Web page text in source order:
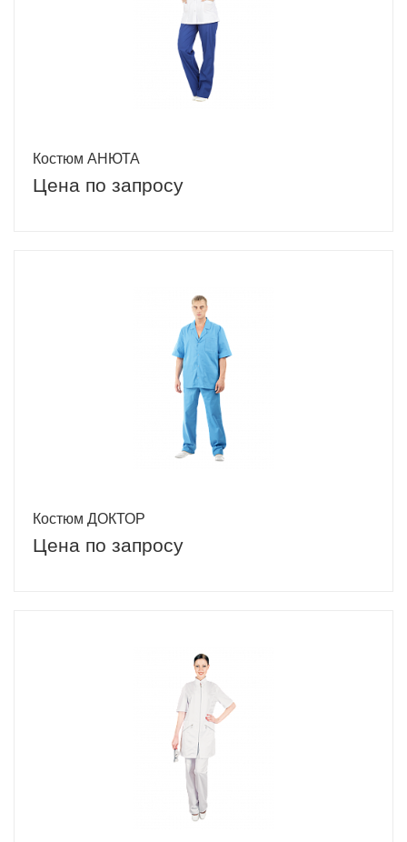
Костюм АНЮТА
Цена по запросу
Костюм ДОКТОР
Цена по запросу